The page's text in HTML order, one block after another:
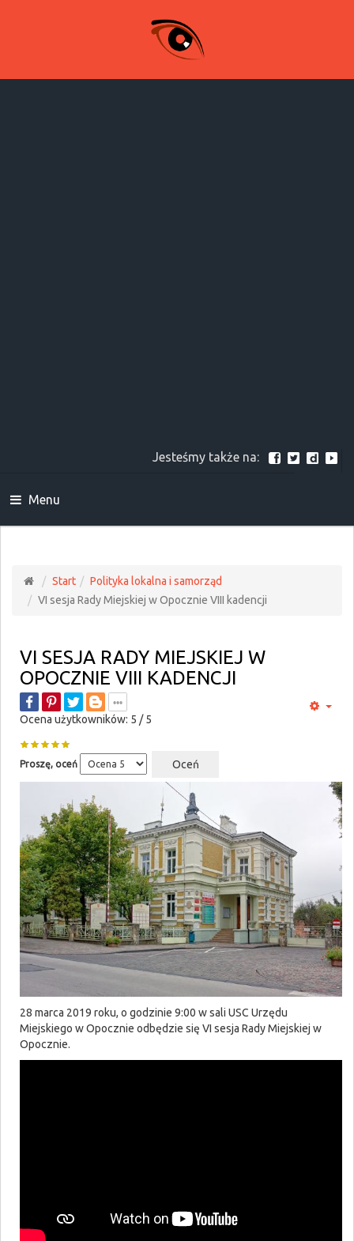
Jesteśmy także na:
Menu
Start
Polityka lokalna i samorząd
VI sesja Rady Miejskiej w Opocznie VIII kadencji
VI SESJA RADY MIEJSKIEJ W
OPOCZNIE VIII KADENCJI
Ocena użytkowników: 5 /5
Proszę, oceń
28 marca 2019 roku, o godzinie 9:00 w sali USC Urzędu
Miejskiego w Opocznie odbędzie się VI sesja Rady Miejskiej w
Opocznie.